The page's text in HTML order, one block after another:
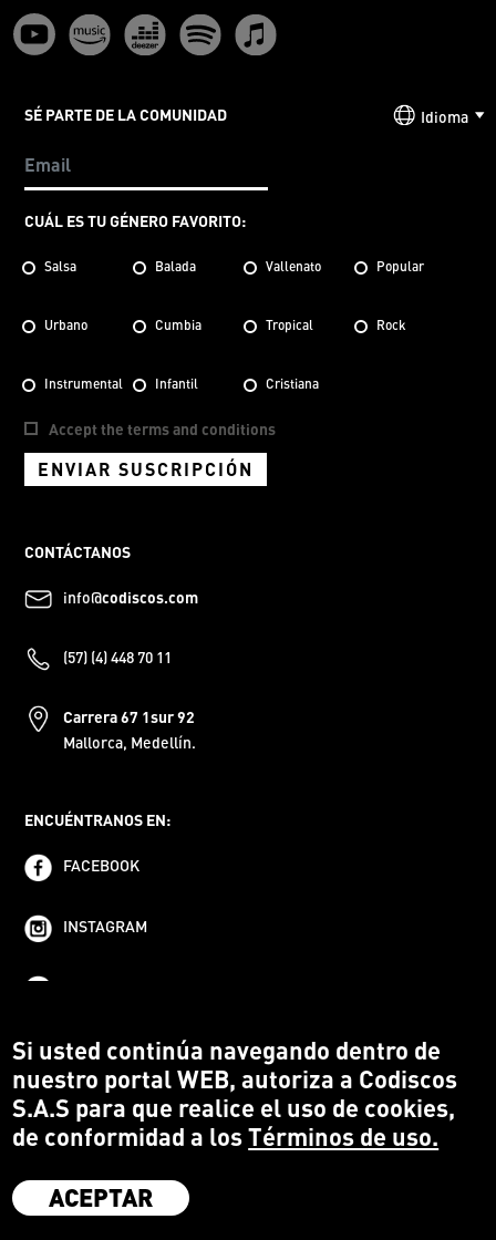
SÉ PARTE DE LA COMUNIDAD
CUÁL ES TU GÉNERO FAVORITO:
Salsa Balada Vallenato Popular
Urbano Cumbia Tropical Rock
Instrumental Infantil Cristiana
Accept the terms and conditions
ENVIAR SUSCRIPCIÓN
CONTÁCTANOS
info@codiscos.com
(57) (4) 448 70 11
Carrera 67 1sur 92
Mallorca, Medellín.
ENCUÉNTRANOS EN:
FACEBOOK
INSTAGRAM
Idioma
Codiscos S.A.S
Si usted continúa navegando dentro de
nuestro portal WEB, autoriza a Codiscos
S.A.S para que realice el uso de cookies,
de conformidad a losTérminos de uso.
ACEPTAR